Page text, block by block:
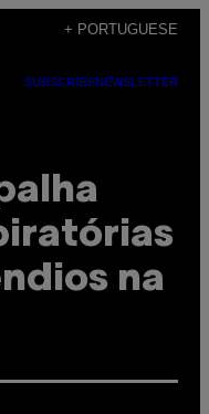
+ PORTUGUESE
SUBSCRIBENEWSLETTER
na